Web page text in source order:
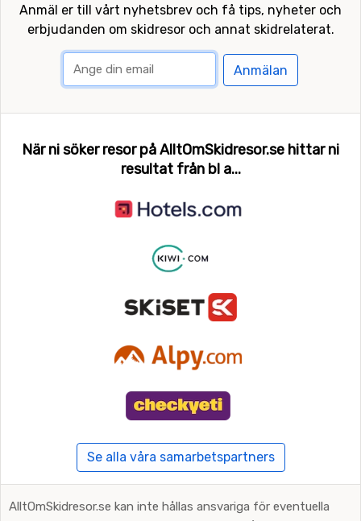
Anmäl er till vårt nyhetsbrev och få tips, nyheter och
erbjudanden om skidresor och annat skidrelaterat.
Anmälan
När ni söker resor på AlltOmSkidresor.se hittar ni
resultat från bl a...
Se alla våra samarbetspartners
AlltOmSkidresor.se kan inte hållas ansvariga för eventuella